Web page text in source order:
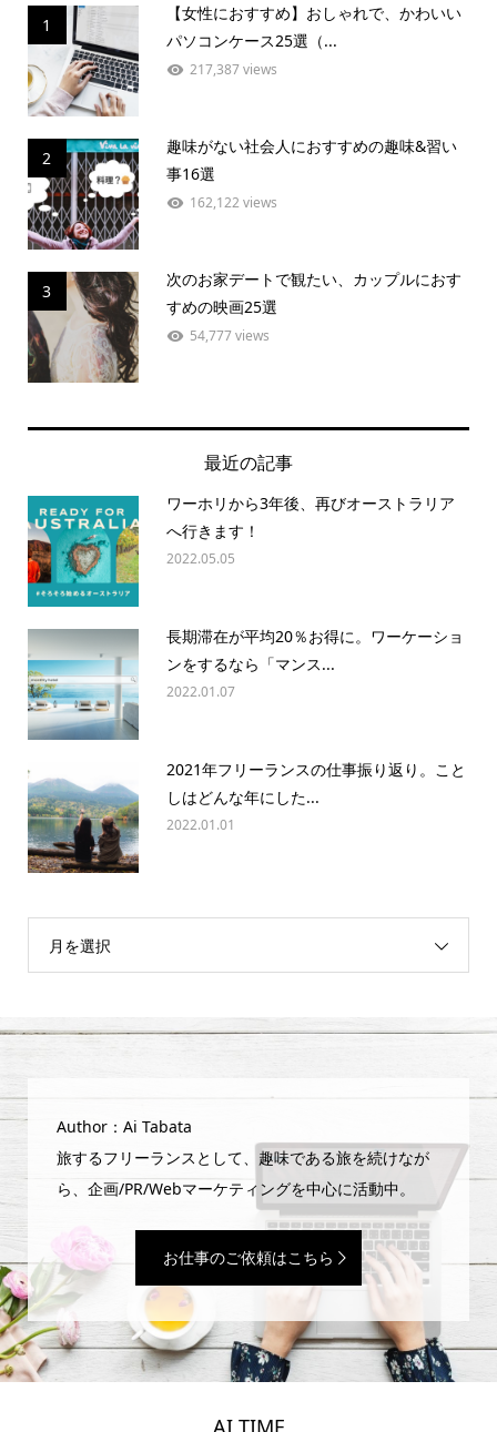
1
【女性におすすめ】おしゃれで、かわいい
パソコンケース25選（...
217,387 views
2
趣味がない社会人におすすめの趣味&習い
事16選
162,122 views
3
次のお家デートで観たい、カップルにおす
すめの映画25選
54,777 views
最近の記事
ワーホリから3年後、再びオーストラリア
へ行きます！
2022.05.05
長期滞在が平均20％お得に。ワーケーショ
ンをするなら「マンス...
2022.01.07
2021年フリーランスの仕事振り返り。こと
しはどんな年にした...
2022.01.01
月を選択
Author：Ai Tabata
旅するフリーランスとして、趣味である旅を続けなが
ら、企画/PR/Webマーケティングを中心に活動中。
お仕事のご依頼はこちら
AI TIME